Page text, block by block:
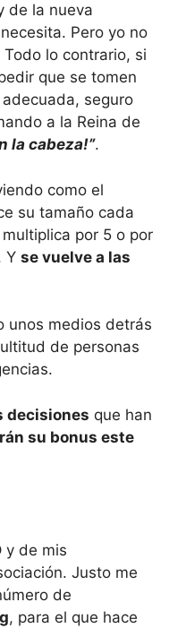
de la nueva
Pero yo no
lo contrario, si
que se tomen
seguro
a la Reina de
la cabeza!”.
como el
su tamaño cada
multiplica por 5 o por
Y se vuelve a las
unos medios detrás
de personas
decisiones que han
su bonus este
y de mis
Justo me
de
, para el que hace